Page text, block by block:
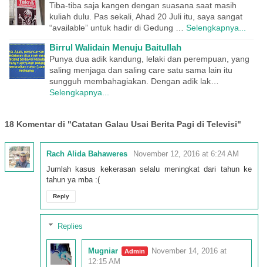
Tiba-tiba saja kangen dengan suasana saat masih
kuliah dulu. Pas sekali, Ahad 20 Juli itu, saya sangat
“available” untuk hadir di Gedung … Selengkapnya...
Birrul Walidain Menuju Baitullah
Punya dua adik kandung, lelaki dan perempuan, yang
saling menjaga dan saling care satu sama lain itu
sungguh membahagiakan. Dengan adik lak…
Selengkapnya...
18 Komentar di "Catatan Galau Usai Berita Pagi di Televisi"
Rach Alida Bahaweres
November 12, 2016 at 6:24 AM
Jumlah kasus kekerasan selalu meningkat dari tahun ke
tahun ya mba :(
Reply
Replies
Mugniar
November 14, 2016 at
12:15 AM